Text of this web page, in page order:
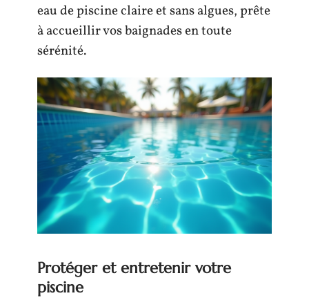
eau de piscine claire et sans algues, prête
à accueillir vos baignades en toute
sérénité.
Protéger et entretenir votre
piscine